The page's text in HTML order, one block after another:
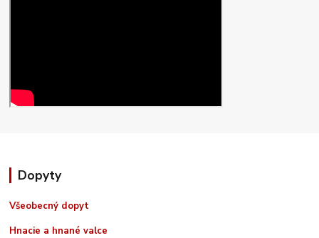
Dopyty
Všeobecný dopyt
Hnacie a hnané valce